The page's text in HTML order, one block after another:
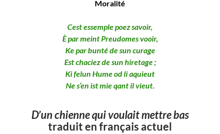
Moralité
Cest essemple poez savoir,
È par meint Preudomes vooir,
Ke par bunté de sun curage
Est chaciez de sun hiretage ;
Ki felun Hume od li aquieut
Ne s’en ist mie qant il vieut.
D’un chienne qui voulait mettre bas
traduit en français actuel